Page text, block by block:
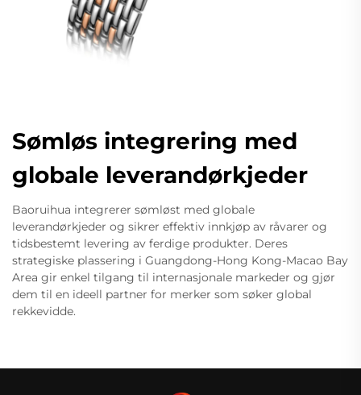
Sømløs integrering med
globale leverandørkjeder
Baoruihua integrerer sømløst med globale
leverandørkjeder og sikrer effektiv innkjøp av råvarer og
tidsbestemt levering av ferdige produkter. Deres
strategiske plassering i Guangdong-Hong Kong-Macao Bay
Area gir enkel tilgang til internasjonale markeder og gjør
dem til en ideell partner for merker som søker global
rekkevidde.